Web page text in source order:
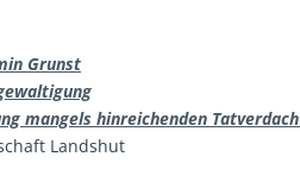
Grunst
mangels hinreichenden
Landshut